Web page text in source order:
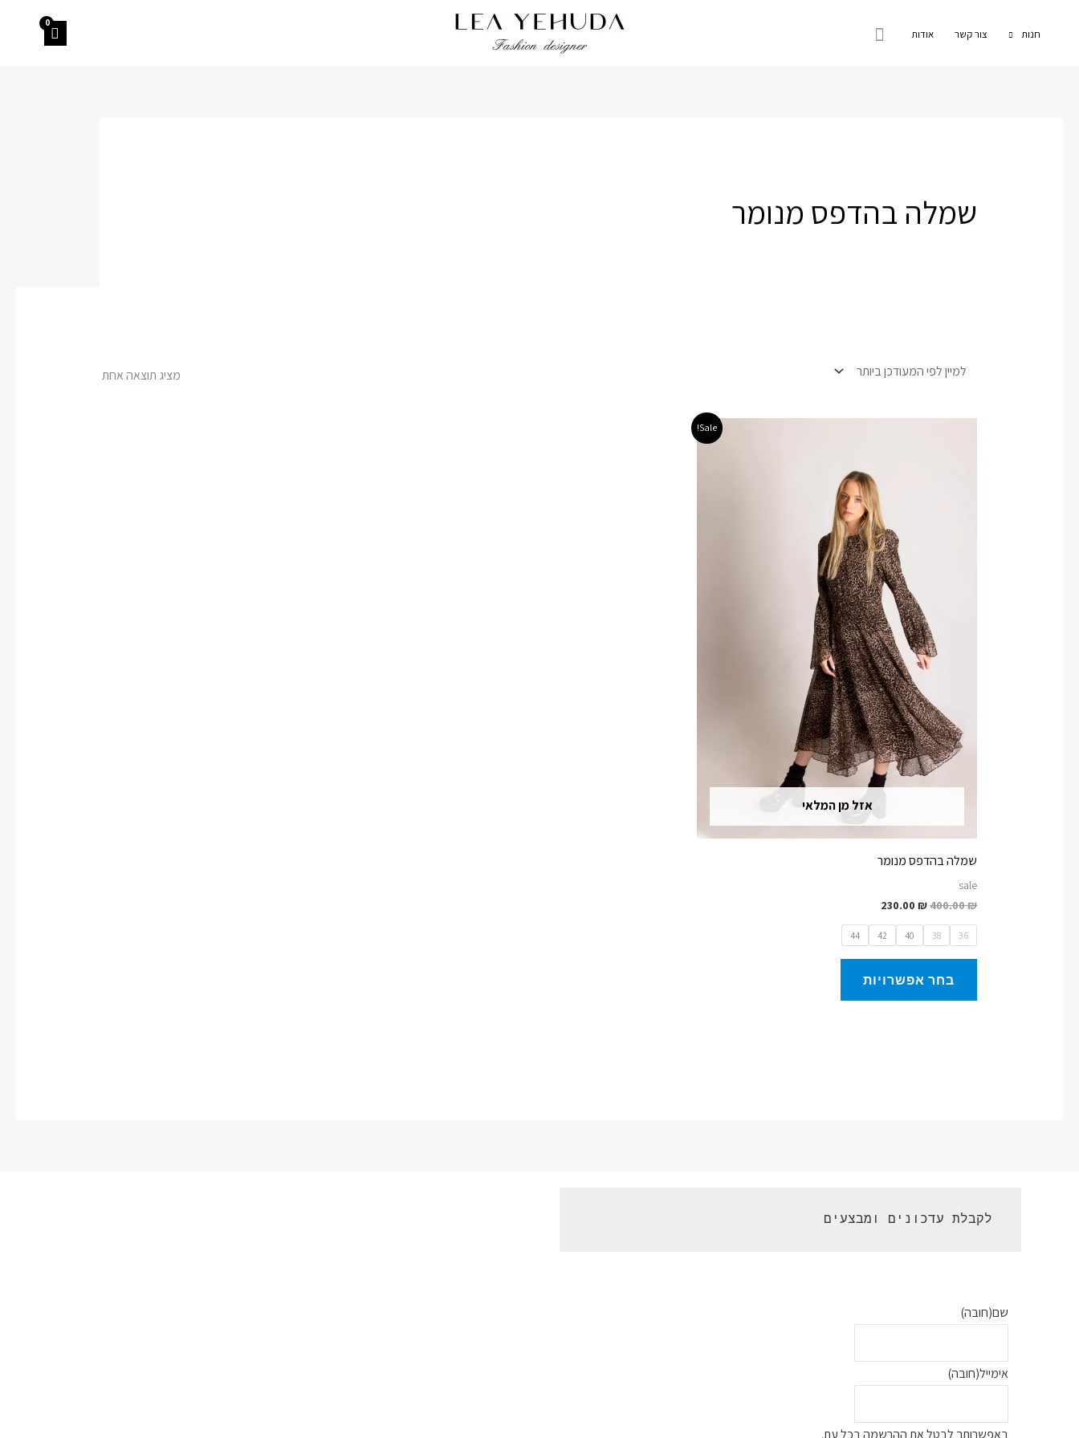
חנות צור קשר אודות חיפוש
שמלה בהדפס מנומר
מציג תוצאה אחת
Sale!
אזל מן המלאי
שמלה בהדפס מנומר
sale
400.00₪
230.00₪
230.00 ₪.
36
38
40
42
44
בחר אפשרויות
מספר
סוגים.
ניתן
לבחור
את
האפשרויות
בעמוד
המוצר
שם(חובה)
אימייל(חובה)
באפשרותך לבטל את ההרשמה בכל עת.